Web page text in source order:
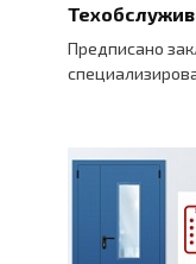
Предписано